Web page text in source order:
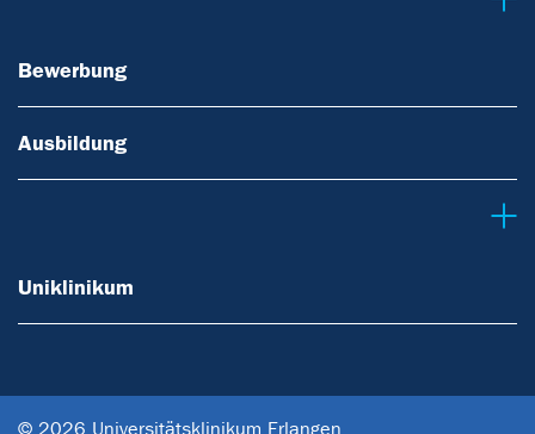
Bewerbung
Ausbildung
Uniklinikum
© 2026 Universitätsklinikum Erlangen